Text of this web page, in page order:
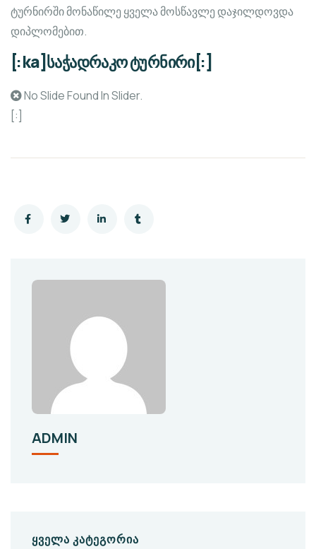
ტურნირში მონაწილე ყველა მოსწავლე დაჯილდოვდა
დიპლომებით.
[:ka]საჭადრაკო ტურნირი[:]
No Slide Found In Slider.
[:]
ADMIN
ᲧᲕᲔᲚᲐ ᲙᲐᲢᲔᲒᲝᲠᲘᲐ